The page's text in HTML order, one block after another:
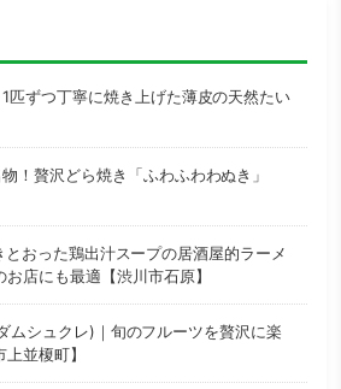
匹ずつ丁寧に焼き上げた薄皮の天然たい
！贅沢どら焼き「ふわふわわぬき」
おった鶏出汁スープの居酒屋的ラーメ
店にも最適【渋川市石原】
ムシュクレ)｜旬のフルーツを贅沢に楽
並榎町】